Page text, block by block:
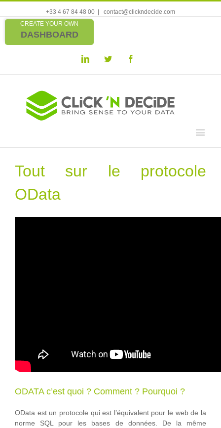
+33 4 67 84 48 00
contact@clickndecide.com
CREATE YOUR OWN
DASHBOARD
LinkedinTwitter
Tout sur le protocole
OData
ODATA c’est quoi ? Comment ? Pourquoi ?
OData est un protocole qui est l’équivalent pour le web de la
norme SQL pour les bases de données. De la même